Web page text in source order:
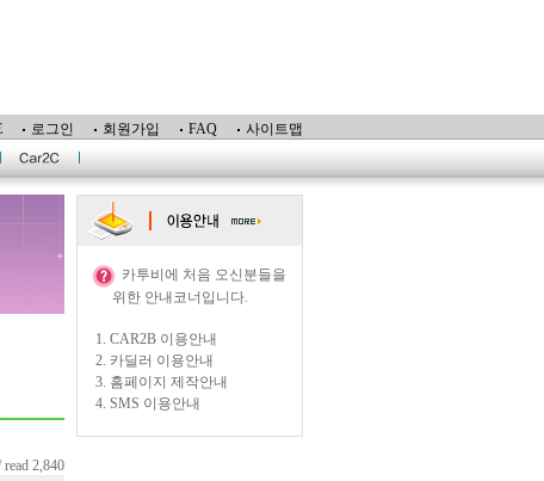
로그인 회원가입 FAQ 사이트맵
2,840
카투비에 처음 오신분들을
위한 안내코너입니다.
1. CAR2B 이용안내
2. 카딜러 이용안내
3. 홈페이지 제작안내
4. SMS 이용안내